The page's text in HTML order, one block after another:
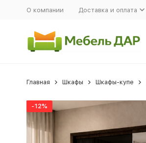
О компании Доставка и оплата
Главная Шкафы Шкафы-купе
-12%